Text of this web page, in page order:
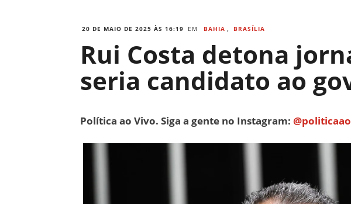
20 DE MAIO DE 2025 ÀS 16:19 EM BAHIA , BRASÍLIA
Rui Costa detona
seria candidato ao
Política ao Vivo. Siga a gente no Instagram: